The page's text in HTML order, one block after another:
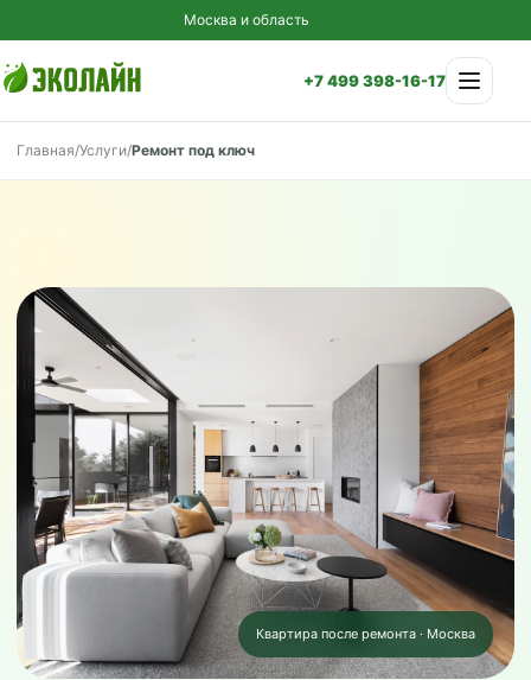
Москва и область
Меню
+7 499 398-16-17
Главная/Услуги/Ремонт под ключ
Квартира после ремонта · Москва